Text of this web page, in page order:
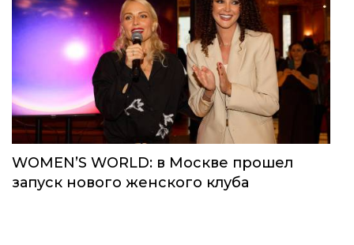
WOMEN’S WORLD: в Москве прошел
запуск нового женского клуба